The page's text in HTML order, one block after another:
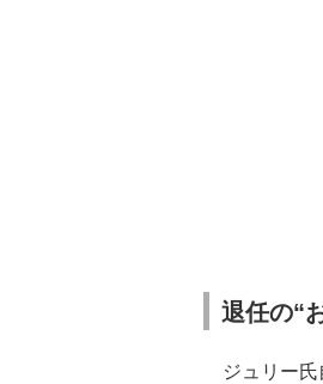
退任の“
ジュリー氏